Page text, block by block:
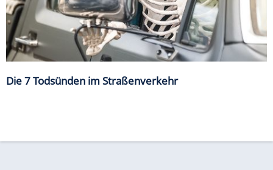
Die 7 Todsünden im Straßenverkehr